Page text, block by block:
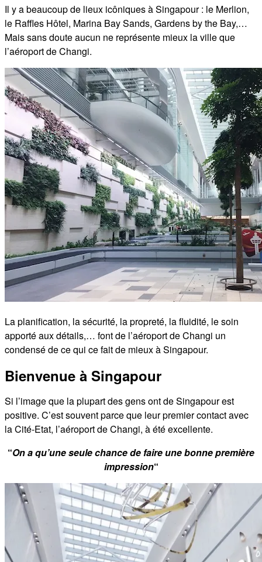
Il y a beaucoup de lieux icôniques à Singapour : le Merlion,
le Raffles Hôtel, Marina Bay Sands, Gardens by the Bay,…
Mais sans doute aucun ne représente mieux la ville que
l’aéroport de Changi.
La planification, la sécurité, la propreté, la fluidité, le soin
apporté aux détails,… font de l’aéroport de Changi un
condensé de ce qui ce fait de mieux à Singapour.
Bienvenue à Singapour
Si l’image que la plupart des gens ont de Singapour est
positive. C’est souvent parce que leur premier contact avec
la Cité-Etat, l’aéroport de Changi, à été excellente.
“On a qu’une seule chance de faire une bonne première
impression“